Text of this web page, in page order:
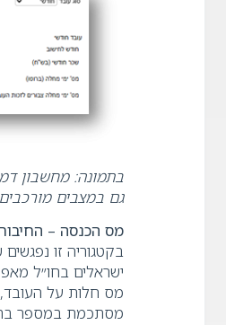
בתמונה:מחשבון
גם במצבים
מס הכנסה –
בקטגוריה זו
ישראלים בחו״ל
מס חלות על
מסתכמת במספר